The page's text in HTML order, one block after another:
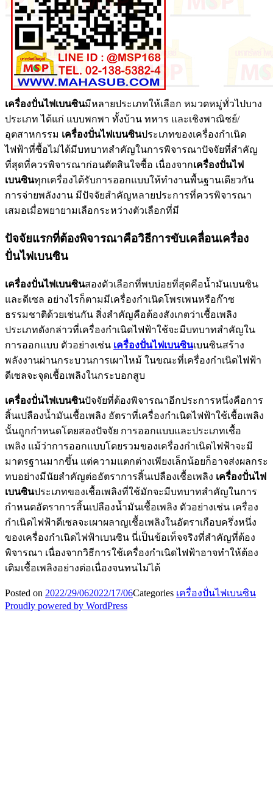
เครื่องปั่นไฟเบนซินมีหลายประเภทให้เลือก หมวดหมู่ทั่วไปบาง
ประเภท ได้แก่ แบบพกพา ทั้งบ้าน ทหาร และเชิงพาณิชย์/
อุตสาหกรรม เครื่องปั่นไฟเบนซินประเภทของเครื่องกำเนิด
ไฟฟ้าที่ซื้อไม่ได้มีบทบาทสำคัญในการพิจารณาปัจจัยที่สำคัญ
ที่สุดที่ควรพิจารณาก่อนตัดสินใจซื้อ เนื่องจากเครื่องปั่นไฟ
เบนซินทุกเครื่องได้รับการออกแบบให้ทำงานพื้นฐานเดียวกัน
การจ่ายพลังงาน มีปัจจัยสำคัญหลายประการที่ควรพิจารณา
เสมอเมื่อพยายามเลือกระหว่างตัวเลือกที่มี
ปัจจัยแรกที่ต้องพิจารณาคือวิธีการขับเคลื่อนเครื่อง
ปั่นไฟเบนซิน
เครื่องปั่นไฟเบนซินสองตัวเลือกที่พบบ่อยที่สุดคือน้ำมันเบนซิน
และดีเซล อย่างไรก็ตามมีเครื่องกำเนิดโพรเพนหรือก๊าซ
ธรรมชาติด้วยเช่นกัน สิ่งสำคัญคือต้องสังเกตว่าเชื้อเพลิง
ประเภทดังกล่าวที่เครื่องกำเนิดไฟฟ้าใช้จะมีบทบาทสำคัญใน
การออกแบบ ตัวอย่างเช่น เครื่องปั่นไฟเบนซินเบนซินสร้าง
พลังงานผ่านกระบวนการเผาไหม้ ในขณะที่เครื่องกำเนิดไฟฟ้า
ดีเซลจะจุดเชื้อเพลิงในกระบอกสูบ
เครื่องปั่นไฟเบนซินปัจจัยที่ต้องพิจารณาอีกประการหนึ่งคือการ
สิ้นเปลืองน้ำมันเชื้อเพลิง อัตราที่เครื่องกำเนิดไฟฟ้าใช้เชื้อเพลิง
นั้นถูกกำหนดโดยสองปัจจัย การออกแบบและประเภทเชื้อ
เพลิง แม้ว่าการออกแบบโดยรวมของเครื่องกำเนิดไฟฟ้าจะมี
มาตรฐานมากขึ้น แต่ความแตกต่างเพียงเล็กน้อยก็อาจส่งผลกระ
ทบอย่างมีนัยสำคัญต่ออัตราการสิ้นเปลืองเชื้อเพลิง เครื่องปั่นไฟ
เบนซินประเภทของเชื้อเพลิงที่ใช้มักจะมีบทบาทสำคัญในการ
กำหนดอัตราการสิ้นเปลืองน้ำมันเชื้อเพลิง ตัวอย่างเช่น เครื่อง
กำเนิดไฟฟ้าดีเซลจะเผาผลาญเชื้อเพลิงในอัตราเกือบครึ่งหนึ่ง
ของเครื่องกำเนิดไฟฟ้าเบนซิน นี่เป็นข้อเท็จจริงที่สำคัญที่ต้อง
พิจารณา เนื่องจากวิธีการใช้เครื่องกำเนิดไฟฟ้าอาจทำให้ต้อง
เติมเชื้อเพลิงอย่างต่อเนื่องจนทนไม่ได้
Posted on 2022/29/062022/17/06Categories เครื่องปั่นไฟเบนซิน
Proudly powered by WordPress